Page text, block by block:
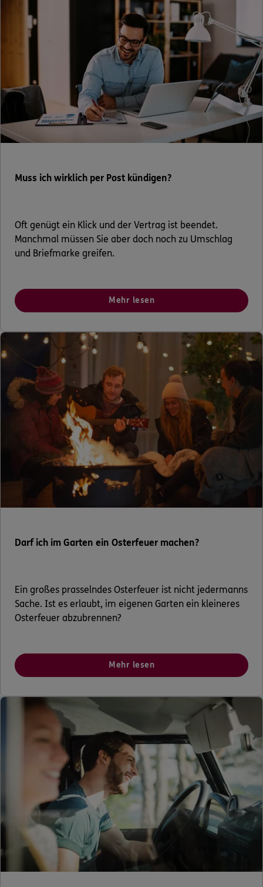
Muss ich wirklich per Post kündigen?
Oft genügt ein Klick und der Vertrag ist beendet.
Manchmal müssen Sie aber doch noch zu Umschlag
und Briefmarke greifen.
Mehr lesen
Darf ich im Garten ein Osterfeuer machen?
Ein großes prasselndes Osterfeuer ist nicht jedermanns
Sache. Ist es erlaubt, im eigenen Garten ein kleineres
Osterfeuer abzubrennen?
Mehr lesen